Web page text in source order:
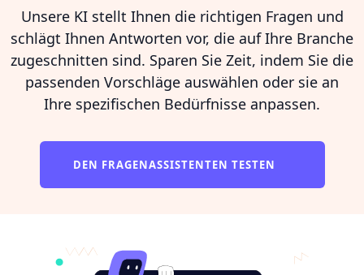
Unsere KI stellt Ihnen die richtigen Fragen und
schlägt Ihnen Antworten vor, die auf Ihre Branche
zugeschnitten sind. Sparen Sie Zeit, indem Sie die
passenden Vorschläge auswählen oder sie an
Ihre spezifischen Bedürfnisse anpassen.
DEN FRAGENASSISTENTEN TESTEN